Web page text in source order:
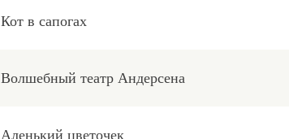
Кот в сапогах
Волшебный театр Андерсена
Аленький цветочек